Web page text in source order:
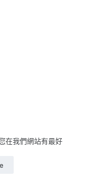
在我們網站有最好